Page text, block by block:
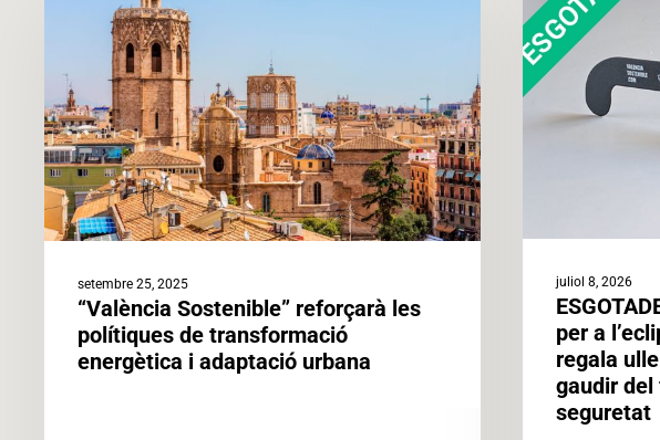
reforçarà
polítiques
de
transformació
energètica
i
adaptació
urbana
setembre 25, 2025
“València Sostenible” reforçarà les
polítiques de transformació
energètica i adaptació urbana
València
es
prepara
per
l’Ajuntament
ulleres
homologades
gaudir
juliol 8, 2026
per a
regala
gaudir
seguretat